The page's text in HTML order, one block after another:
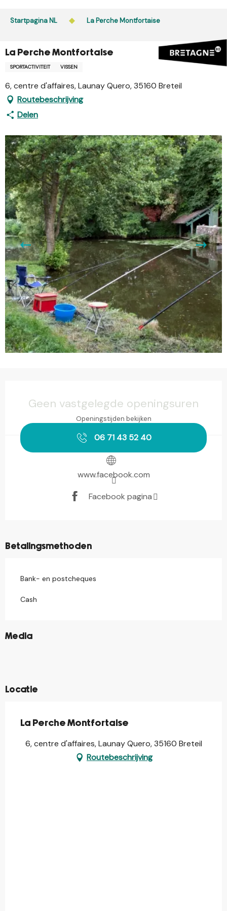
Startpagina NL La Perche Montfortaise
La Perche Montfortaise
SPORTACTIVITEIT VISSEN
6, centre d'affaires, Launay Quero, 35160 Breteil
Routebeschrijving
Delen
Geen vastgelegde openingsuren
Openingstijden bekijken
06 71 43 52 40
www.facebook.com
Facebook pagina
Betalingsmethoden
Bank- en postcheques
Cash
Media
©
©
Locatie
La Perche Montfortaise
6, centre d'affaires, Launay Quero, 35160 Breteil
Routebeschrijving